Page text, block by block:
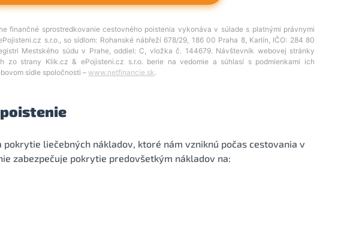
pokrytie liečebných nákladov, ktoré nám vzniknú počas cestovania v
zabezpečuje pokrytie predovšetkým nákladov na: